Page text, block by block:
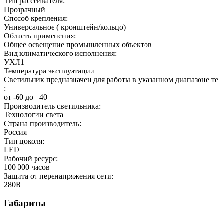
Прозрачный
Способ крепления:
Универсальное ( кронштейн/кольцо)
Область применения:
Общее освещение промышленных объектов
Вид климатического исполнения:
УХЛ1
Температура эксплуатации
Светильник предназначен для работы в указанном диапазоне
:
от -60 до +40
Производитель светильника:
Технологии света
Страна производитель:
Россия
Тип цоколя:
LED
Рабочий ресурс:
100 000 часов
Защита от перенапряжения сети:
280В
Габариты